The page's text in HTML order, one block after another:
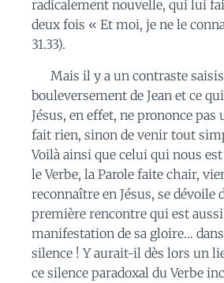
radicalement nouvelle, qui lui
deux fois « Et moi, je ne le
31.33).
Mais il y a un contraste
bouleversement de Jean et ce
Jésus, en effet, ne prononce
fait rien, sinon de venir tout
Voilà ainsi que celui qui nous
le Verbe, la Parole faite chair,
reconnaître en Jésus, se dévoile
première rencontre qui est
manifestation de sa gloire…
silence ! Y aurait-il dès lors un
ce silence paradoxal du Verbe